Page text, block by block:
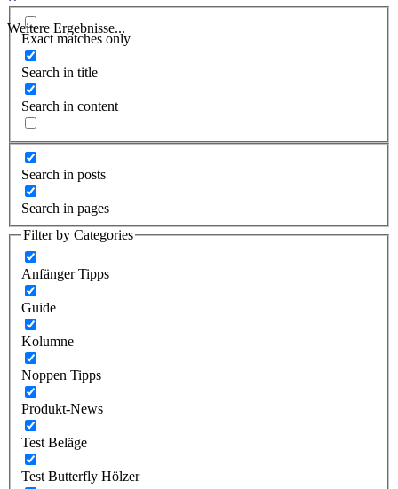
Weitere Ergebnisse...
Exact matches only
Search in title
Search in content
Search in posts
Search in pages
Filter by Categories
Anfänger Tipps
Guide
Kolumne
Noppen Tipps
Produkt-News
Test Beläge
Test Butterfly Hölzer